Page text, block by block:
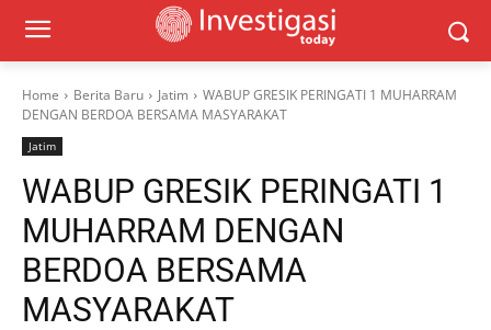
Home Berita Baru Jatim
WABUP GRESIK PERINGATI 1 MUHARRAM
DENGAN BERDOA BERSAMA MASYARAKAT
Jatim
WABUP GRESIK PERINGATI 1
MUHARRAM DENGAN
BERDOA BERSAMA
MASYARAKAT